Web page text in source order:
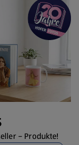
– Produkte!